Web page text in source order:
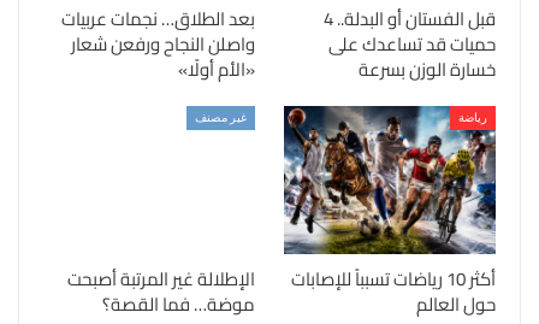
قبل الفستان أو البدلة.. 4
حميات قد تساعدك على
خسارة الوزن بسرعة
بعد الطلاق… نجمات عربيات
واصلن النجاح ورفعن شعار
«الأم أولًا»
رياضة
أكثر 10 رياضات تسبباً للإصابات
حول العالم
غير مصنف
الإطلالة غير المرتبة أصبحت
موضة… فما القصة؟